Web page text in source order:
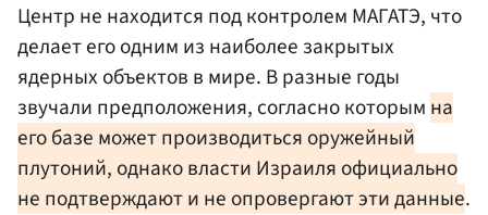
Центр не находится под контролем МАГАТЭ, что
делает его одним из наиболее закрытых
ядерных объектов в мире. В разные годы
звучали предположения, согласно которым на
его базе может производиться оружейный
плутоний, однако власти Израиля официально
не подтверждают и не опровергают эти данные.